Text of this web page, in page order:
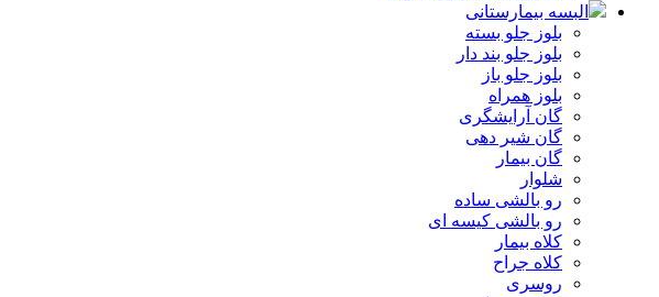
البسه بیمارستانی
بلوز جلو بسته
بلوز جلو بند دار
بلوز جلو باز
بلوز همراه
گان آرایشگری
گان شیر دهی
گان بیمار
شلوار
رو بالشی ساده
رو بالشی کیسه ای
کلاه بیمار
کلاه جراح
روسری